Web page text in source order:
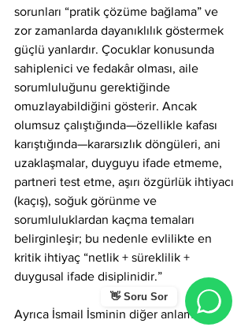
👋 Soru Sor
sorunları “pratik çözüme bağlama” ve
zor zamanlarda dayanıklılık göstermek
güçlü yanlardır. Çocuklar konusunda
sahiplenici ve fedakâr olması, aile
sorumluluğunu gerektiğinde
omuzlayabildiğini gösterir. Ancak
olumsuz çalıştığında—özellikle kafası
karıştığında—kararsızlık döngüleri, ani
uzaklaşmalar, duyguyu ifade etmeme,
partneri test etme, aşırı özgürlük ihtiyacı
(kaçış), soğuk görünme ve
sorumluluklardan kaçma temaları
belirginleşir; bu nedenle evlilikte en
kritik ihtiyaç “netlik + süreklilik +
duygusal ifade disiplinidir.”
Ayrıca İsmail İsminin diğer anlamlarına